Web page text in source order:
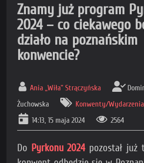
Znamy już program
2024 – co ciekawego
działo na poznańskim
konwencie?
Ania „Wiła” Strączyńska
Żuchowska
Konwenty/
14:13, 15 maja 2024
2564
Do Pyrkonu 2024 pozostał już